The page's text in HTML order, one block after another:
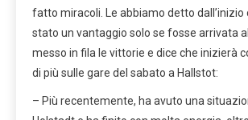
fatto miracoli. Le abbiamo detto dall’inizio
stato un vantaggio solo se fosse arrivata
messo in fila le vittorie e dice che inizierà
di più sulle gare del sabato a Hallstot:
– Più recentemente, ha avuto una